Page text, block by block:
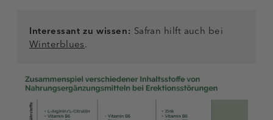
Interessant zu wissen: Safran hilft auch bei
Winterblues.